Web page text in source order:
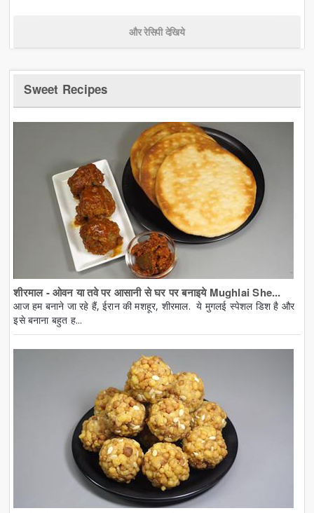
और रेसिपी देखिये
Sweet Recipes
शीरमाल - ओवन या तवे पर आसानी से घर पर बनाइये Mughlai She...
आज हम बनाने जा रहे हैं, ईरान की मशहूर, शीरमाल. ये मुगलई स्पेशल डिश है और
इसे बनाना बहुत ह...